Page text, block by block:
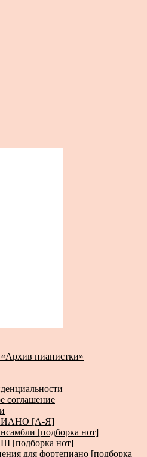
пианистки»
соглашение
[А-Я]
[подборка нот]
[подборка нот]
для фортепиано [подборка